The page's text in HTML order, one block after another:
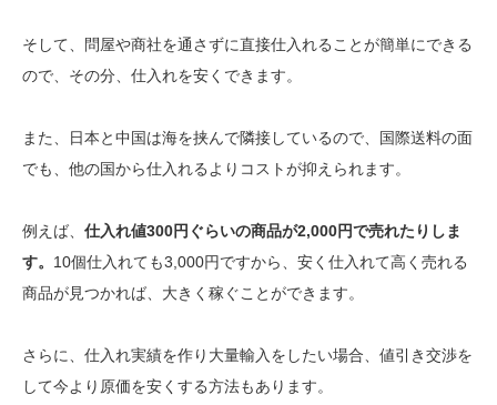
そして、問屋や商社を通さずに直接仕入れることが簡単にできる
ので、その分、仕入れを安くできます。
また、日本と中国は海を挟んで隣接しているので、国際送料の面
でも、他の国から仕入れるよりコストが抑えられます。
例えば、 仕入れ値300円ぐらいの商品が2,000円で売れたりしま
す。 10個仕入れても3,000円ですから、安く仕入れて高く売れる
商品が見つかれば、大きく稼ぐことができます。
さらに、仕入れ実績を作り大量輸入をしたい場合、値引き交渉を
して今より原価を安くする方法もあります。